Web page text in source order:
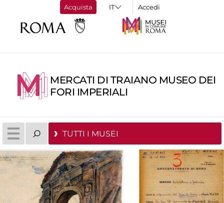
Acquista Accedi
MERCATI DI TRAIANO MUSEO DEI
FORI IMPERIALI
TUTTI I MUSEI